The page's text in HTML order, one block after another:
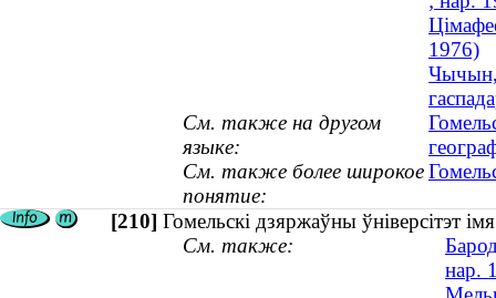
1976)
Чычын,
См. также на другом
языке:
См. также более широкое
понятие:
[210] Гомельскі дзяржаўны ўніверсітэт
См. также:
нар.